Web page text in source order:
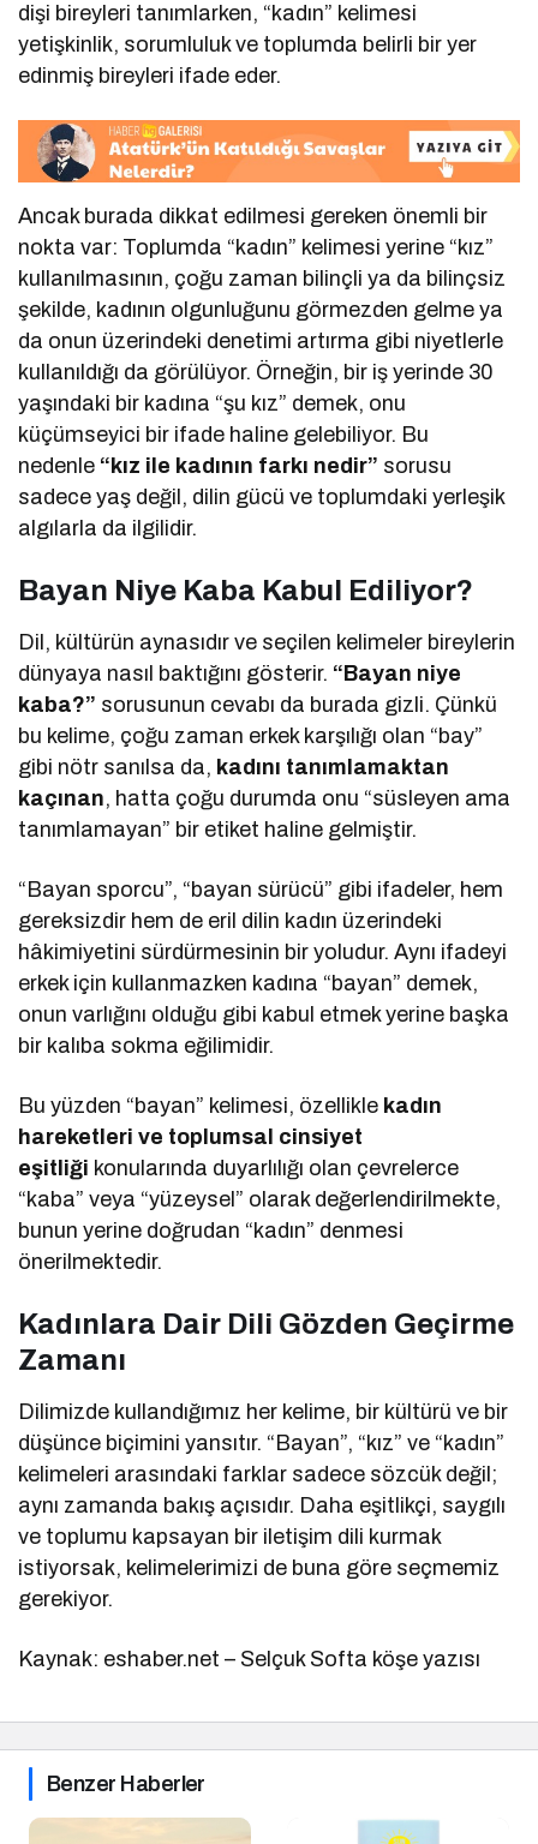
dişi bireyleri tanımlarken, “kadın” kelimesi
yetişkinlik, sorumluluk ve toplumda belirli bir yer
edinmiş bireyleri ifade eder.
Ancak burada dikkat edilmesi gereken önemli bir
nokta var: Toplumda “kadın” kelimesi yerine “kız”
kullanılmasının, çoğu zaman bilinçli ya da bilinçsiz
şekilde, kadının olgunluğunu görmezden gelme ya
da onun üzerindeki denetimi artırma gibi niyetlerle
kullanıldığı da görülüyor. Örneğin, bir iş yerinde 30
yaşındaki bir kadına “şu kız” demek, onu
küçümseyici bir ifade haline gelebiliyor. Bu
nedenle “kız ile kadının farkı nedir” sorusu
sadece yaş değil, dilin gücü ve toplumdaki yerleşik
algılarla da ilgilidir.
Bayan Niye Kaba Kabul Ediliyor?
Dil, kültürün aynasıdır ve seçilen kelimeler bireylerin
dünyaya nasıl baktığını gösterir. “Bayan niye
kaba?” sorusunun cevabı da burada gizli. Çünkü
bu kelime, çoğu zaman erkek karşılığı olan “bay”
gibi nötr sanılsa da, kadını tanımlamaktan
kaçınan, hatta çoğu durumda onu “süsleyen ama
tanımlamayan” bir etiket haline gelmiştir.
“Bayan sporcu”, “bayan sürücü” gibi ifadeler, hem
gereksizdir hem de eril dilin kadın üzerindeki
hâkimiyetini sürdürmesinin bir yoludur. Aynı ifadeyi
erkek için kullanmazken kadına “bayan” demek,
onun varlığını olduğu gibi kabul etmek yerine başka
bir kalıba sokma eğilimidir.
Bu yüzden “bayan” kelimesi, özellikle kadın
hareketleri ve toplumsal cinsiyet
eşitliği konularında duyarlılığı olan çevrelerce
“kaba” veya “yüzeysel” olarak değerlendirilmekte,
bunun yerine doğrudan “kadın” denmesi
önerilmektedir.
Kadınlara Dair Dili Gözden Geçirme
Zamanı
Dilimizde kullandığımız her kelime, bir kültürü ve bir
düşünce biçimini yansıtır. “Bayan”, “kız” ve “kadın”
kelimeleri arasındaki farklar sadece sözcük değil;
aynı zamanda bakış açısıdır. Daha eşitlikçi, saygılı
ve toplumu kapsayan bir iletişim dili kurmak
istiyorsak, kelimelerimizi de buna göre seçmemiz
gerekiyor.
Kaynak: eshaber.net – Selçuk Softa köşe yazısı
Benzer Haberler